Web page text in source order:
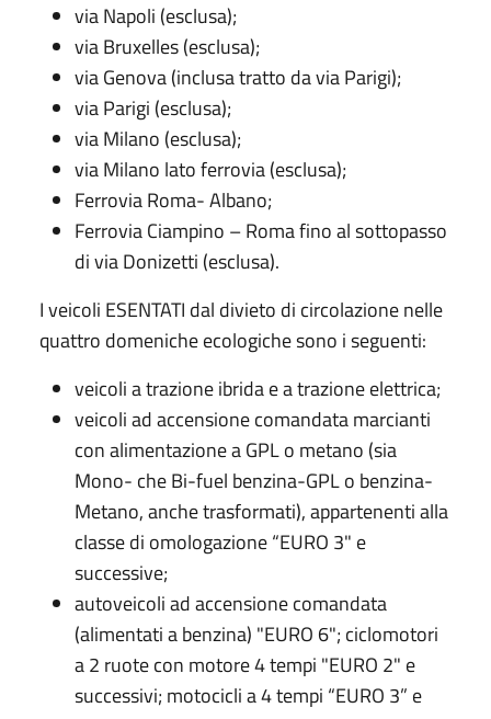
via Napoli (esclusa);
via Bruxelles (esclusa);
via Genova (inclusa tratto da via Parigi);
via Parigi (esclusa);
via Milano (esclusa);
via Milano lato ferrovia (esclusa);
Ferrovia Roma- Albano;
Ferrovia Ciampino – Roma fino al sottopasso
di via Donizetti (esclusa).
I veicoli ESENTATI dal divieto di circolazione nelle
quattro domeniche ecologiche sono i seguenti:
veicoli a trazione ibrida e a trazione elettrica;
veicoli ad accensione comandata marcianti
con alimentazione a GPL o metano (sia
Mono- che Bi-fuel benzina-GPL o benzina-
Metano, anche trasformati), appartenenti alla
classe di omologazione “EURO 3" e
successive;
autoveicoli ad accensione comandata
(alimentati a benzina) "EURO 6"; ciclomotori
a 2 ruote con motore 4 tempi "EURO 2" e
successivi; motocicli a 4 tempi “EURO 3” e